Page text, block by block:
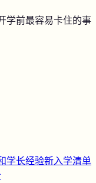
学前最容易卡住的事
学长经验新入学清单